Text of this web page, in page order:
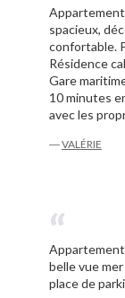
spacieux,
confortable.
Résidence
Gare
10 minutes
avec les
―VALÉRIE
belle vue
place de